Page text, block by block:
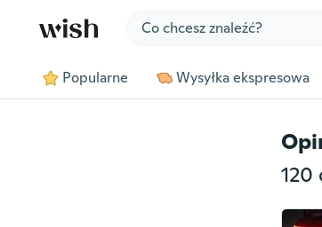
Popularne Wysyłka ekspresowa